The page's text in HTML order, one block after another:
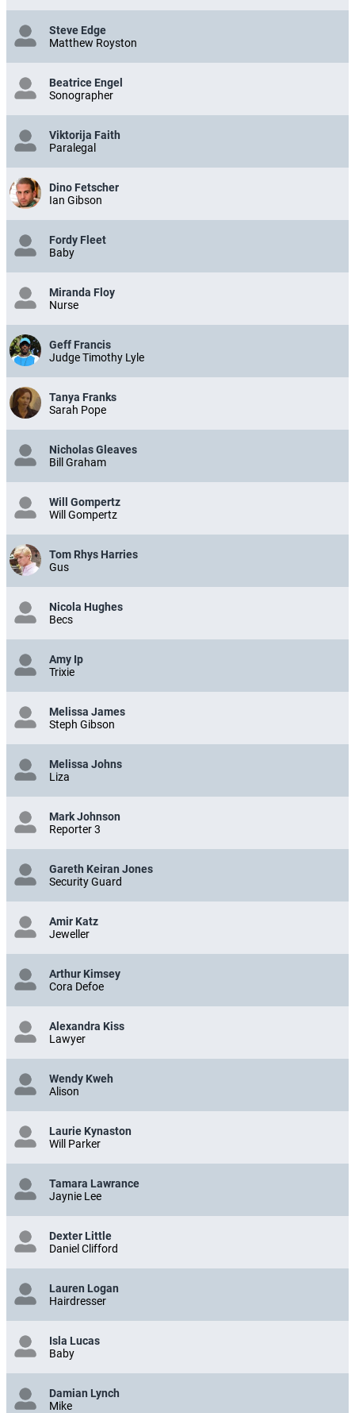
Steve Edge
Matthew Royston
Beatrice Engel
Sonographer
Viktorija Faith
Paralegal
Dino Fetscher
Ian Gibson
Fordy Fleet
Baby
Miranda Floy
Nurse
Geff Francis
Judge Timothy Lyle
Tanya Franks
Sarah Pope
Nicholas Gleaves
Bill Graham
Will Gompertz
Will Gompertz
Tom Rhys Harries
Gus
Nicola Hughes
Becs
Amy Ip
Trixie
Melissa James
Steph Gibson
Melissa Johns
Liza
Mark Johnson
Reporter 3
Gareth Keiran Jones
Security Guard
Amir Katz
Jeweller
Arthur Kimsey
Cora Defoe
Alexandra Kiss
Lawyer
Wendy Kweh
Alison
Laurie Kynaston
Will Parker
Tamara Lawrance
Jaynie Lee
Dexter Little
Daniel Clifford
Lauren Logan
Hairdresser
Isla Lucas
Baby
Damian Lynch
Mike